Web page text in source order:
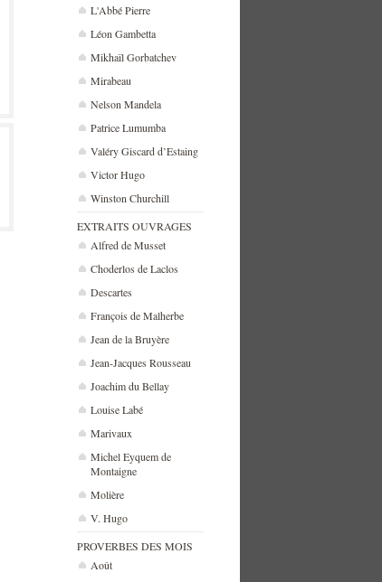
L'Abbé Pierre
Léon Gambetta
Mikhaïl Gorbatchev
Mirabeau
Nelson Mandela
Patrice Lumumba
Valéry Giscard d’Estaing
Victor Hugo
Winston Churchill
EXTRAITS OUVRAGES
Alfred de Musset
Choderlos de Laclos
Descartes
François de Malherbe
Jean de la Bruyère
Jean-Jacques Rousseau
Joachim du Bellay
Louise Labé
Marivaux
Michel Eyquem de
Montaigne
Molière
V. Hugo
PROVERBES DES MOIS
Août